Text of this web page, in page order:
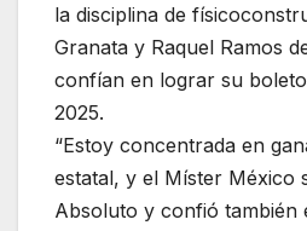
la disciplina de
Granata y Raquel Ramos
confían en lograr su
2025.
“Estoy concentrada en
estatal, y el Míster México
Absoluto y confió también